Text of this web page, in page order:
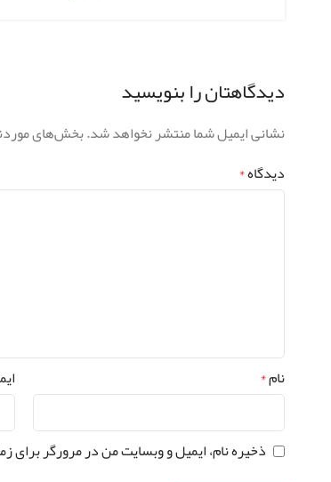
دیدگاهتان را بنویسید
نشانی ایمیل شما منتشر نخواهد شد.بخش‌های
دیدگاه*
نام*
ذخیره نام، ایمیل و وبسایت من در مرورگر برای